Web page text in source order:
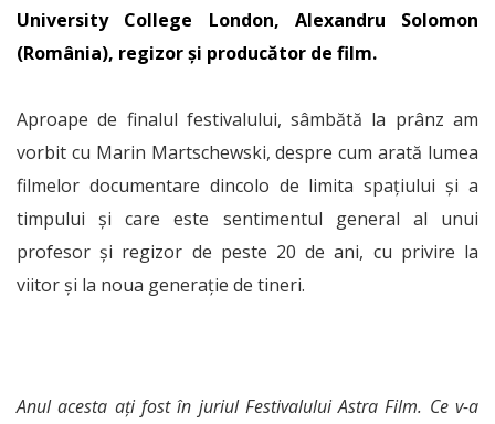
University College London, Alexandru Solomon
(România), regizor și producător de film.
Aproape de finalul festivalului, sâmbătă la prânz am
vorbit cu Marin Martschewski, despre cum arată lumea
filmelor documentare dincolo de limita spațiului și a
timpului și care este sentimentul general al unui
profesor și regizor de peste 20 de ani, cu privire la
viitor și la noua generație de tineri.
Anul acesta ați fost în juriul Festivalului Astra Film. Ce v-a